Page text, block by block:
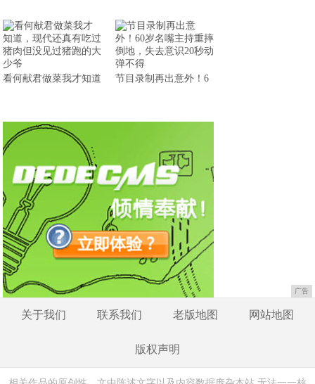
看何献君做菜我才知道 节目录制再出意外！6
广告
关于我们 联系我们 老版地图 网站地图
版权声明